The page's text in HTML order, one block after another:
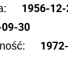
1956-12-
30